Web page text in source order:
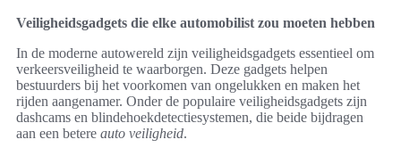
Veiligheidsgadgets die elke automobilist zou moeten hebben
In de moderne autowereld zijn veiligheidsgadgets essentieel om
verkeersveiligheid te waarborgen. Deze gadgets helpen
bestuurders bij het voorkomen van ongelukken en maken het
rijden aangenamer. Onder de populaire veiligheidsgadgets zijn
dashcams en blindehoekdetectiesystemen, die beide bijdragen
aan een betere auto veiligheid.